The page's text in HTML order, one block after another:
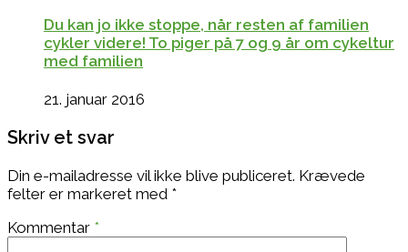
Du kan jo ikke stoppe, når resten af familien
cykler videre! To piger på 7 og 9 år om cykeltur
med familien
21. januar 2016
Skriv et svar
Din e-mailadresse vil ikke blive publiceret. Krævede
felter er markeret med *
Kommentar *